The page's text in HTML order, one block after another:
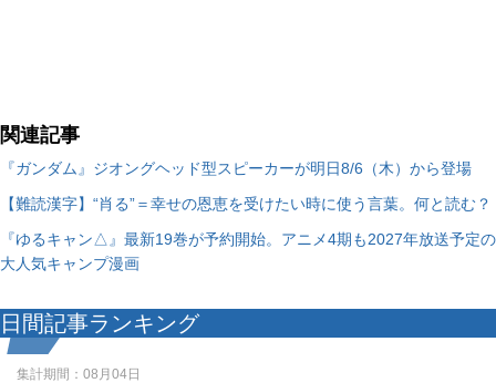
関連記事
『ガンダム』ジオングヘッド型スピーカーが明日8/6（木）から登場
【難読漢字】“肖る”＝幸せの恩恵を受けたい時に使う言葉。何と読む？
『ゆるキャン△』最新19巻が予約開始。アニメ4期も2027年放送予定の
大人気キャンプ漫画
日間記事ランキング
集計期間： 08月04日